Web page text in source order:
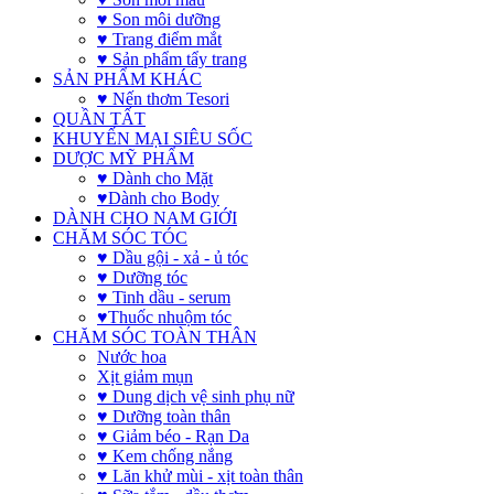
♥ Son môi dưỡng
♥ Trang điểm mắt
♥ Sản phẩm tẩy trang
SẢN PHẨM KHÁC
♥ Nến thơm Tesori
QUẦN TẤT
KHUYẾN MẠI SIÊU SỐC
DƯỢC MỸ PHẨM
♥ Dành cho Mặt
♥Dành cho Body
DÀNH CHO NAM GIỚI
CHĂM SÓC TÓC
♥ Dầu gội - xả - ủ tóc
♥ Dưỡng tóc
♥ Tinh dầu - serum
♥Thuốc nhuộm tóc
CHĂM SÓC TOÀN THÂN
Nước hoa
Xịt giảm mụn
♥ Dung dịch vệ sinh phụ nữ
♥ Dưỡng toàn thân
♥ Giảm béo - Rạn Da
♥ Kem chống nắng
♥ Lăn khử mùi - xịt toàn thân